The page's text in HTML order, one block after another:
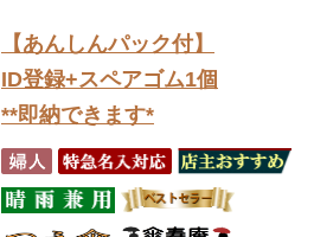
【あんしんパック付】
ID登録+スペアゴム1個
**即納できます*